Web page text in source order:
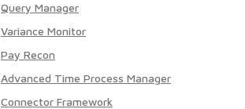
Query Manager
Variance Monitor
Pay Recon
Advanced Time Process Manager
Connector Framework